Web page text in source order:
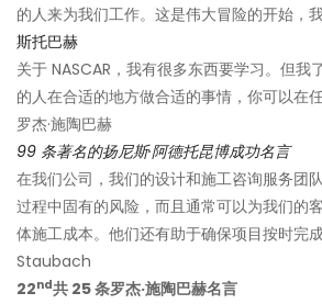
的人来为我们工作。这是伟大冒险的开始，
斯托巴赫
关于 NASCAR，我有很多东西要学习。但我
的人在合适的地方做合适的事情，你可以在
罗杰·施陶巴赫
99 条著名的扬尼斯·阿德托昆博成功名言
在我们公司，我们的设计和施工咨询服务团
过程中固有的风险，而且通常可以为我们的
体施工成本。他们还有助于确保项目按时完
Staubach
22nd共 25 条罗杰·施陶巴赫名言